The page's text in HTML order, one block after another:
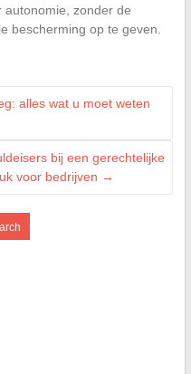
autonomie, zonder de
bescherming op te geven.
alles wat u moet weten
bij een gerechtelijke
voor bedrijven →